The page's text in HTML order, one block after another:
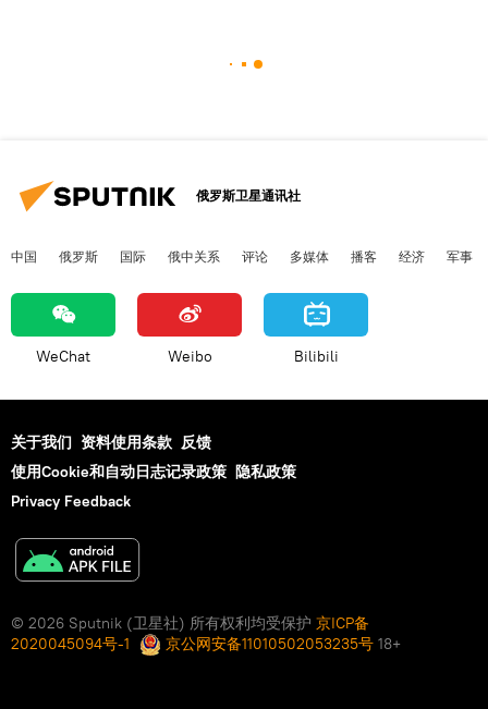
俄罗斯卫星通讯社
中国 俄罗斯 国际 俄中关系 评论 多媒体 播客 经济 军事
WeChat Weibo Bilibili
关于我们 资料使用条款 反馈
使用Cookie和自动日志记录政策 隐私政策
Privacy Feedback
© 2026 Sputnik (卫星社) 所有权利均受保护 京ICP备
2020045094号-1
京公网安备11010502053235号 18+